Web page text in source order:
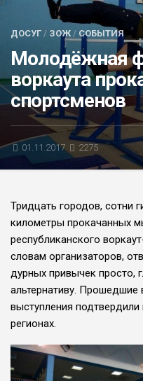
БЛИЦ-ОПРОС
АФИША
ДОСУГ / ЗОЖ / СОБЫТИЯ
Молодёжная
воркаута
спортсменов
01.11.2017 2275
Тридцать городов, сот­ни
километры прокачан­ных
республиканского
словам организа­торов,
дурных привы­чек просто,
альтернативу. Про­шедшие
выступления подтверди­ли
регионах.